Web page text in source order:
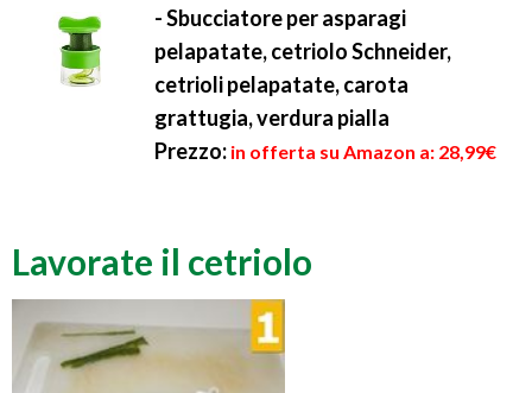
- Sbucciatore per asparagi
pelapatate, cetriolo Schneider,
cetrioli pelapatate, carota
grattugia, verdura pialla
Prezzo: in offerta su Amazon a: 28,99€
Lavorate il cetriolo